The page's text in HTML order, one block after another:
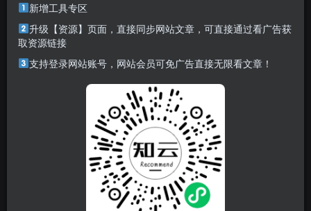
击解压密码
游戏介绍
狂野凶猛的大自然，袭来。 时刻都在动态变化的原野。 这是
个关于生活在具有两面性的世界中的怪物与人们的故事。 进
化的狩猎动作，寻求连续不断的沉浸感，究极的狩猎体验正
新增工具专区
升级【资源】页面，直接同步网站文章，可直接通过看广告获
取资源链接
支持登录网站账号，网站会员可免广告直接无限看文章！